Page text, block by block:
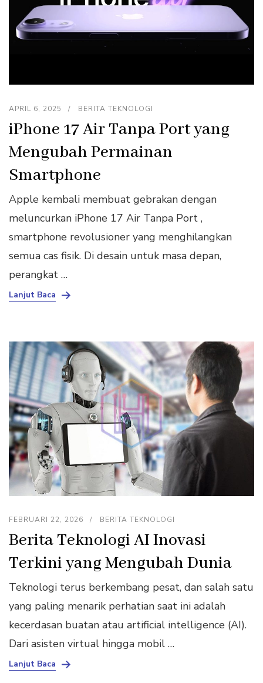
APRIL 6, 2025 BERITA TEKNOLOGI
iPhone 17 Air Tanpa Port yang
Mengubah Permainan
Smartphone
Apple kembali membuat gebrakan dengan
meluncurkan iPhone 17 Air Tanpa Port ,
smartphone revolusioner yang menghilangkan
semua cas fisik. Di desain untuk masa depan,
perangkat …
Lanjut Baca
FEBRUARI 22, 2026 BERITA TEKNOLOGI
Berita Teknologi AI Inovasi
Terkini yang Mengubah Dunia
Teknologi terus berkembang pesat, dan salah satu
yang paling menarik perhatian saat ini adalah
kecerdasan buatan atau artificial intelligence (AI).
Dari asisten virtual hingga mobil …
Lanjut Baca